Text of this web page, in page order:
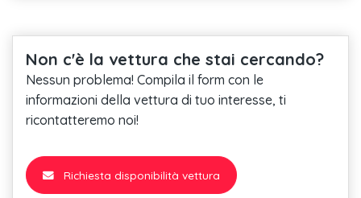
Non c'è la vettura che stai cercando?
Nessun problema! Compila il form con le
informazioni della vettura di tuo interesse, ti
ricontatteremo noi!
Richiesta disponibilità vettura